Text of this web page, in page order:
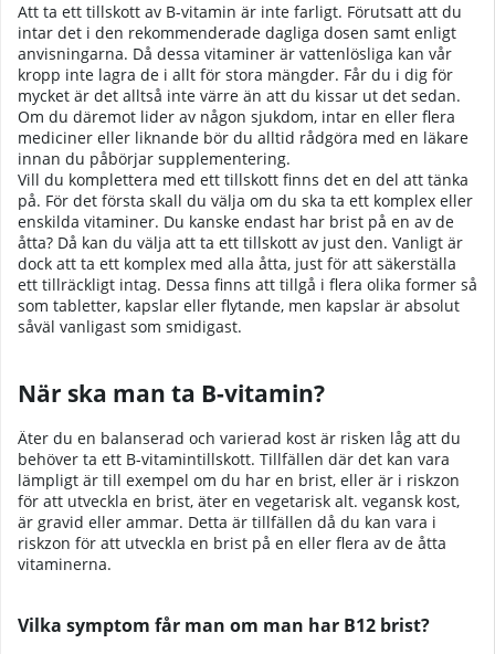
Att ta ett tillskott av B-vitamin är inte farligt. Förutsatt att du
intar det i den rekommenderade dagliga dosen samt enligt
anvisningarna. Då dessa vitaminer är vattenlösliga kan vår
kropp inte lagra de i allt för stora mängder. Får du i dig för
mycket är det alltså inte värre än att du kissar ut det sedan.
Om du däremot lider av någon sjukdom, intar en eller flera
mediciner eller liknande bör du alltid rådgöra med en läkare
innan du påbörjar supplementering.
Vill du komplettera med ett tillskott finns det en del att tänka
på. För det första skall du välja om du ska ta ett komplex eller
enskilda vitaminer. Du kanske endast har brist på en av de
åtta? Då kan du välja att ta ett tillskott av just den. Vanligt är
dock att ta ett komplex med alla åtta, just för att säkerställa
ett tillräckligt intag. Dessa finns att tillgå i flera olika former så
som tabletter, kapslar eller flytande, men kapslar är absolut
såväl vanligast som smidigast.
När ska man ta B-vitamin?
Äter du en balanserad och varierad kost är risken låg att du
behöver ta ett B-vitamintillskott. Tillfällen där det kan vara
lämpligt är till exempel om du har en brist, eller är i riskzon
för att utveckla en brist, äter en vegetarisk alt. vegansk kost,
är gravid eller ammar. Detta är tillfällen då du kan vara i
riskzon för att utveckla en brist på en eller flera av de åtta
vitaminerna.
Vilka symptom får man om man har B12 brist?